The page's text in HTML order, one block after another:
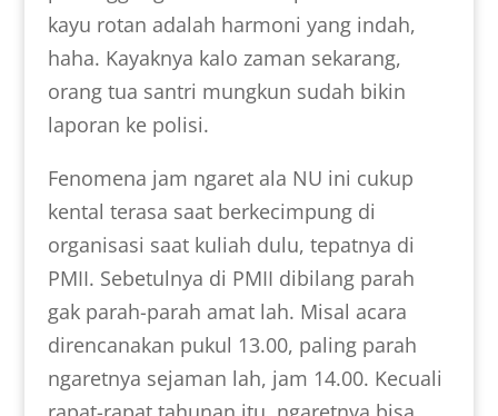
kayu rotan adalah harmoni yang indah,
haha. Kayaknya kalo zaman sekarang,
orang tua santri mungkun sudah bikin
laporan ke polisi.
Fenomena jam ngaret ala NU ini cukup
kental terasa saat berkecimpung di
organisasi saat kuliah dulu, tepatnya di
PMII. Sebetulnya di PMII dibilang parah
gak parah-parah amat lah. Misal acara
direncanakan pukul 13.00, paling parah
ngaretnya sejaman lah, jam 14.00. Kecuali